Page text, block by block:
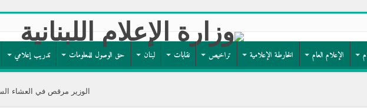
الإعلام العام الخارطة الإعلامية تراخيص نقابات لبنان حق الوصول للمعلومات تدريب إعلامي
الوزير مرقص في العشاء السنوي لجمعية